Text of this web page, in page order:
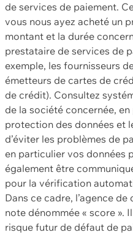
de services de paiement.
vous nous ayez acheté un
montant et la durée
prestataire de services de
exemple, les fournisseurs
émetteurs de cartes de
de crédit). Consultez
de la société concernée,
protection des données et
d’éviter les problèmes de
en particulier vos données
également être
pour la vérification
Dans ce cadre, l’agence
note dénommée « score ».
risque futur de défaut de